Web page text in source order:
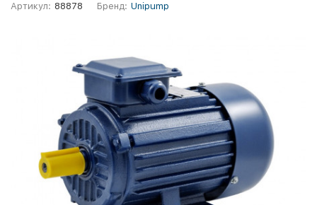
Артикул: 88878 Бренд: Unipump